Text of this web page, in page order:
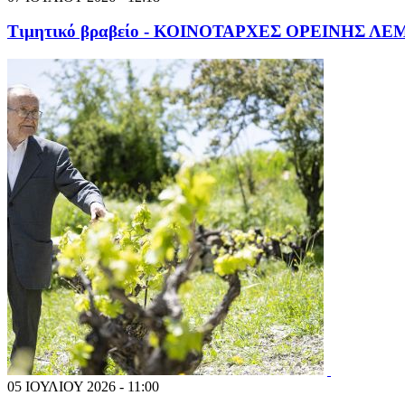
Τιμητικό βραβείο - ΚΟΙΝΟΤΑΡΧΕΣ ΟΡΕΙΝΗΣ
05 ΙΟΥΛΙΟΥ 2026 - 11:00